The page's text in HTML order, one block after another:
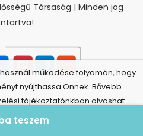
teszem
Társaság | Minden jog
működése folyamán, hogy
nyújthassa Önnek. Bővebb
tájékoztatónkban olvashat.
tájékoztató
szerződéstől